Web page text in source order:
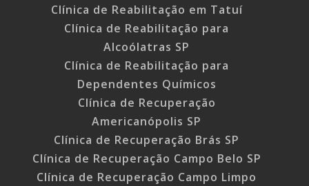
Clínica de Reabilitação em Tatuí
Clínica de Reabilitação para
Alcoólatras SP
Clínica de Reabilitação para
Dependentes Químicos
Clínica de Recuperação
Americanópolis SP
Clínica de Recuperação Brás SP
Clínica de Recuperação Campo Belo SP
Clínica de Recuperação Campo Limpo